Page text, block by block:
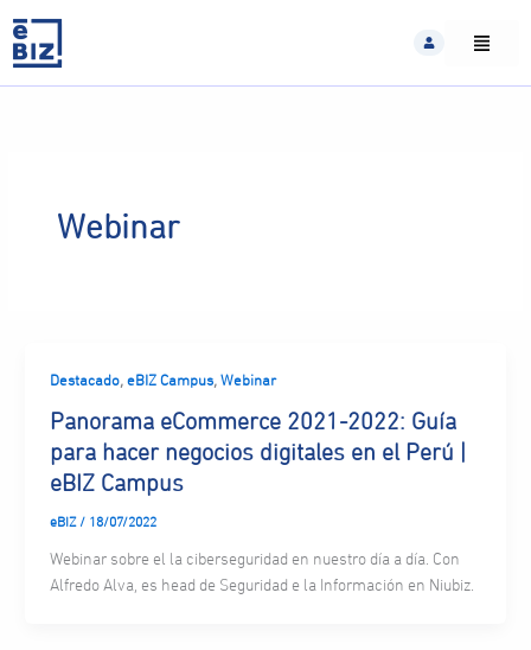
content
Webinar
Destacado, eBIZ Campus, Webinar
Panorama eCommerce 2021-2022: Guía
para hacer negocios digitales en el Perú |
eBIZ Campus
eBIZ / 18/07/2022
Webinar sobre el la ciberseguridad en nuestro día a día. Con
Alfredo Alva, es head de Seguridad e la Información en Niubiz.